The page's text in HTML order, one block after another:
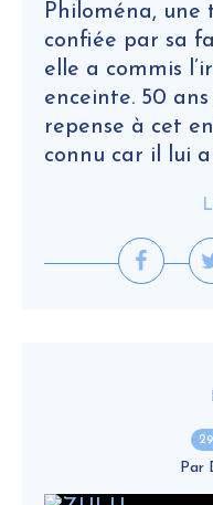
Philoména, une
confiée par sa
elle a commis
enceinte. 50
repense à cet
connu car il lui
Par